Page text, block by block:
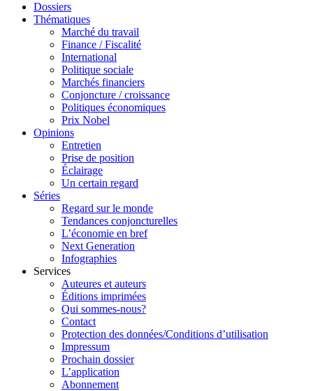
Dossiers
Thématiques
Marché du travail
Finance / Fiscalité
International
Politique sociale
Marchés financiers
Conjoncture / croissance
Politiques économiques
Prix Nobel
Opinions
Entretien
Prise de position
Éclairage
Un certain regard
Séries
Regard sur le monde
Tendances conjoncturelles
L’économie en bref
Next Generation
Infographies
Services
Auteures et auteurs
Éditions imprimées
Qui sommes-nous?
Contact
Protection des données/Conditions d’utilisation
Impressum
Prochain dossier
L’application
Abonnement